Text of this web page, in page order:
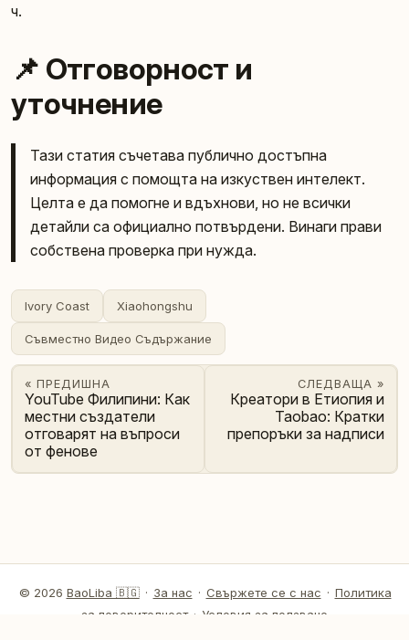
ч.
📌 Отговорност и
уточнение
Тази статия съчетава публично достъпна
информация с помощта на изкуствен интелект.
Целта е да помогне и вдъхнови, но не всички
детайли са официално потвърдени. Винаги прави
собствена проверка при нужда.
Ivory Coast Xiaohongshu
Съвместно Видео Съдържание
« ПРЕДИШНА
YouTube Филипини: Как
местни създатели
отговарят на въпроси
от фенове
СЛЕДВАЩА »
Креатори в Етиопия и
Taobao: Кратки
препоръки за надписи
© 2026 BaoLiba 🇧🇬 · За нас · Свържете се с нас · Политика
за поверителност · Условия за ползване